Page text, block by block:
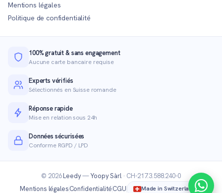
Mentions légales
Politique de confidentialité
100% gratuit & sans engagement
Aucune carte bancaire requise
Experts vérifiés
Sélectionnés en Suisse romande
Réponse rapide
Mise en relation sous 24h
Données sécurisées
Conforme RGPD / LPD
© 2026Leedy—Yoopy Sàrl· CH-217.3.588.240-0
Mentions légalesConfidentialitéCGU Made in Switzerland